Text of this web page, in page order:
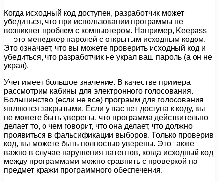
Когда исходный код доступен, разработчик может
убедиться, что при использовании программы не
возникнет проблем с компьютером. Например, Keepass
— это менеджер паролей с открытым исходным кодом.
Это означает, что вы можете проверить исходный код и
убедиться, что разработчик не украл ваш пароль (а он не
украл).
Учет имеет большое значение. В качестве примера
рассмотрим кабины для электронного голосования.
Большинство (если не все) программ для голосования
являются закрытыми. Если у вас нет доступа к коду, вы
не можете быть уверены, что программа действительно
делает то, о чем говорит, что она делает, что должно
проявиться в фальсификации выборов. Только проверив
код, вы можете быть полностью уверены. Это также
важно в случае нарушения патентов, когда исходный код
между программами можно сравнить с проверкой на
предмет кражи программного обеспечения.